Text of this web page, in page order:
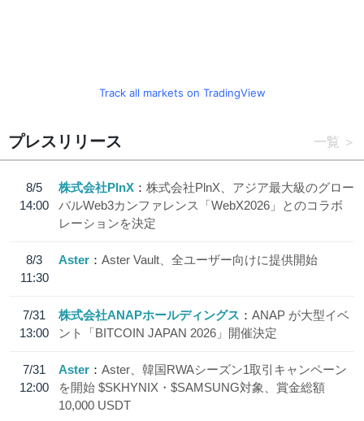
Track all markets on TradingView
プレスリリース 一覧
8/5
14:00
株式会社PlnX
株式会社PlnX、アジア最大級のグロー
バルWeb3カンファレンス「WebX2026」とのコラボ
レーションを決定
8/3
11:30
Aster Aster Vault、全ユーザー向けに提供開始
7/31
13:00
株式会社ANAPホールディングス
ANAP が大型イベ
ント「BITCOIN JAPAN 2026」開催決定
7/31
12:00
Aster
Aster、韓国RWAシーズン1取引キャンペーン
を開始 $SKHYNIX・$SAMSUNG対象、賞金総額
10,000 USDT